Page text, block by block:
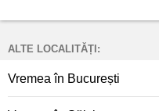
ALTE LOCALITĂȚI:
Vremea în București